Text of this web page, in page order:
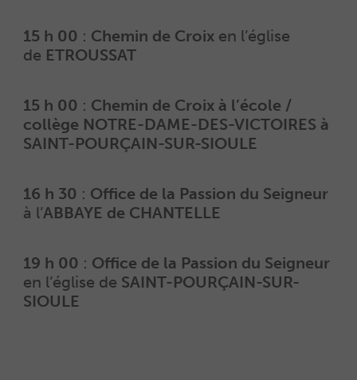
15 h 00 : Chemin de Croix en l’église
de ETROUSSAT
15 h 00 : Chemin de Croix à l’école /
collège NOTRE-DAME-DES-VICTOIRES à
SAINT-POURÇAIN-SUR-SIOULE
16 h 30 : Office de la Passion du Seigneur
à l’ABBAYE de CHANTELLE
19 h 00 : Office de la Passion du Seigneur
en l’église de SAINT-POURÇAIN-SUR-
SIOULE